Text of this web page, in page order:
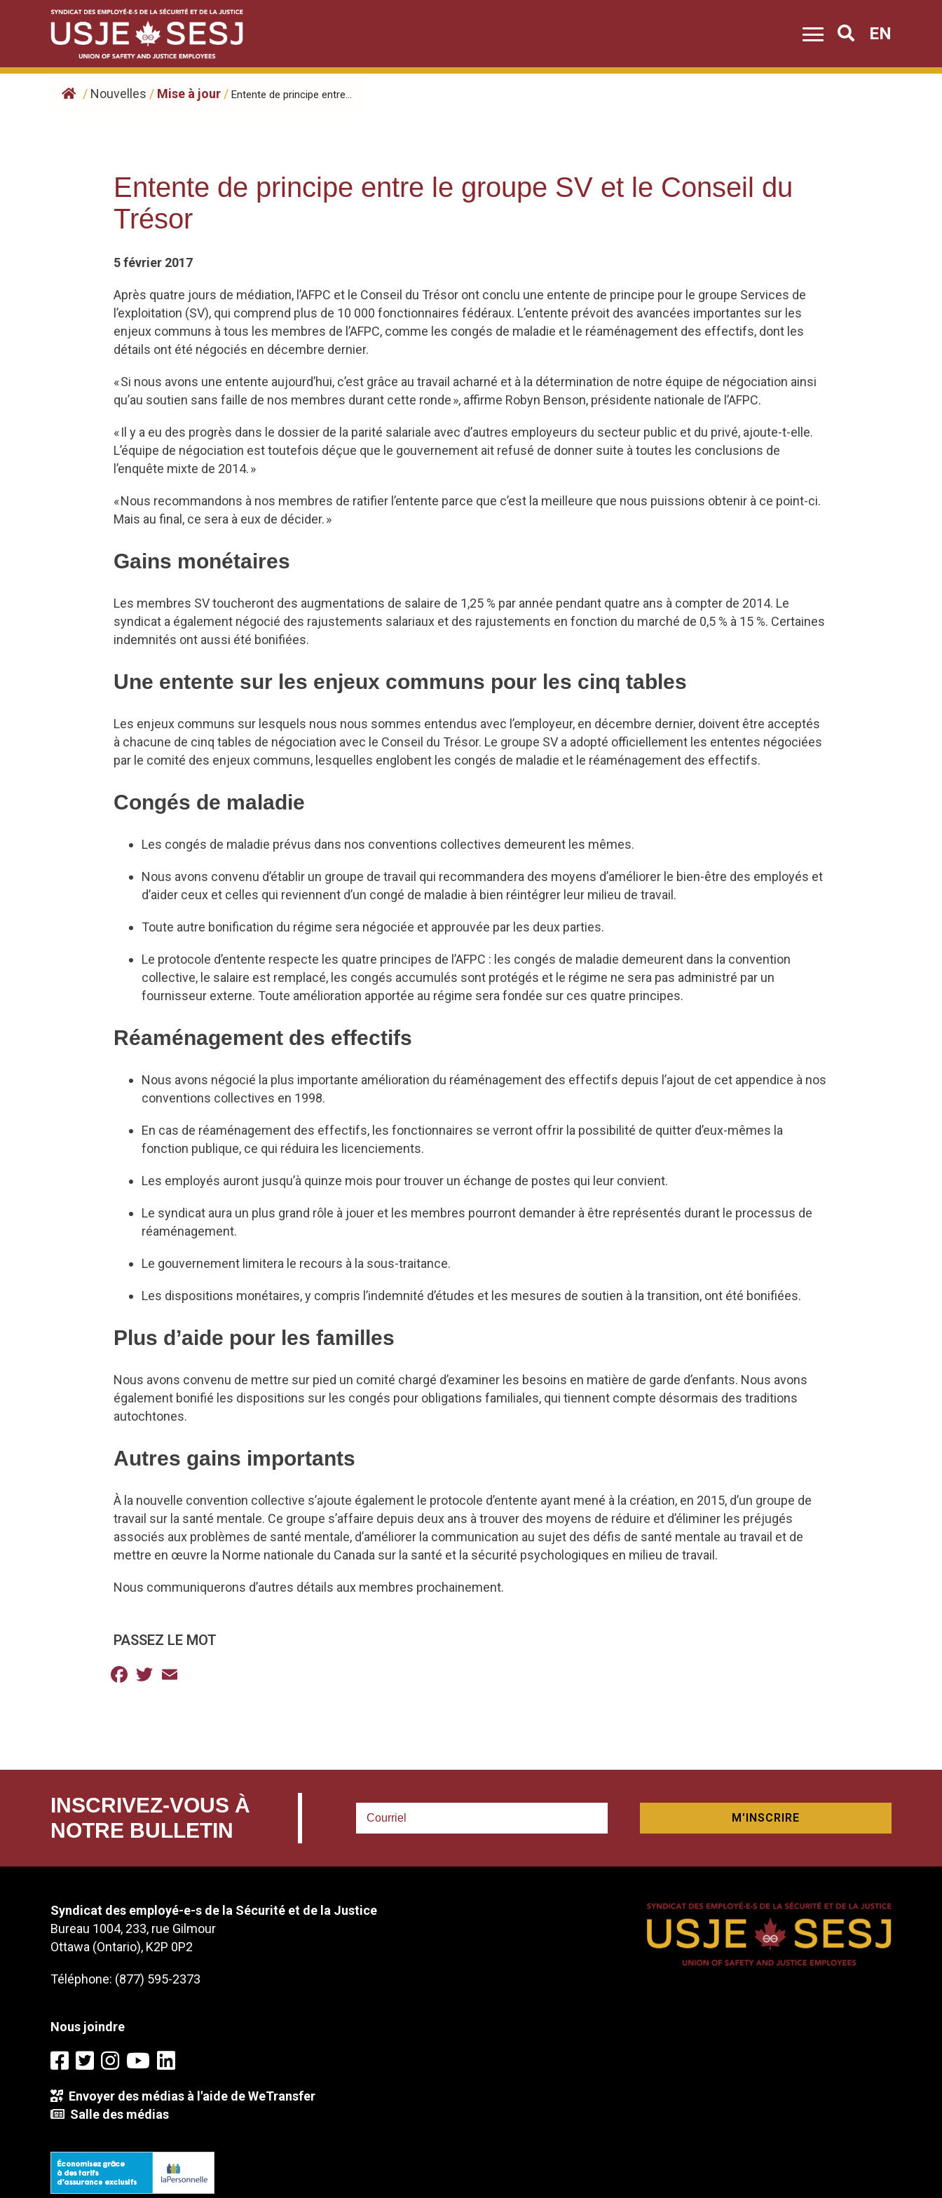
Search
EN
/ Nouvelles / Mise à jour / Entente de principe entre...
Entente de principe entre le groupe SV et le Conseil du
Trésor
5 février 2017
Après quatre jours de médiation, l’AFPC et le Conseil du Trésor ont conclu une entente de principe pour le groupe Services de
l’exploitation (SV), qui comprend plus de 10 000 fonctionnaires fédéraux. L’entente prévoit des avancées importantes sur les
enjeux communs à tous les membres de l’AFPC, comme les congés de maladie et le réaménagement des effectifs, dont les
détails ont été négociés en décembre dernier.
« Si nous avons une entente aujourd’hui, c’est grâce au travail acharné et à la détermination de notre équipe de négociation ainsi
qu’au soutien sans faille de nos membres durant cette ronde », affirme Robyn Benson, présidente nationale de l’AFPC.
« Il y a eu des progrès dans le dossier de la parité salariale avec d’autres employeurs du secteur public et du privé, ajoute-t-elle.
L’équipe de négociation est toutefois déçue que le gouvernement ait refusé de donner suite à toutes les conclusions de
l’enquête mixte de 2014. »
« Nous recommandons à nos membres de ratifier l’entente parce que c’est la meilleure que nous puissions obtenir à ce point-ci.
Mais au final, ce sera à eux de décider. »
Gains monétaires
Les membres SV toucheront des augmentations de salaire de 1,25 % par année pendant quatre ans à compter de 2014. Le
syndicat a également négocié des rajustements salariaux et des rajustements en fonction du marché de 0,5 % à 15 %. Certaines
indemnités ont aussi été bonifiées.
Une entente sur les enjeux communs pour les cinq tables
Les enjeux communs sur lesquels nous nous sommes entendus avec l’employeur, en décembre dernier, doivent être acceptés
à chacune de cinq tables de négociation avec le Conseil du Trésor. Le groupe SV a adopté officiellement les ententes négociées
par le comité des enjeux communs, lesquelles englobent les congés de maladie et le réaménagement des effectifs.
Congés de maladie
Les congés de maladie prévus dans nos conventions collectives demeurent les mêmes.
Nous avons convenu d’établir un groupe de travail qui recommandera des moyens d’améliorer le bien-être des employés et
d’aider ceux et celles qui reviennent d’un congé de maladie à bien réintégrer leur milieu de travail.
Toute autre bonification du régime sera négociée et approuvée par les deux parties.
Le protocole d’entente respecte les quatre principes de l’AFPC : les congés de maladie demeurent dans la convention
collective, le salaire est remplacé, les congés accumulés sont protégés et le régime ne sera pas administré par un
fournisseur externe. Toute amélioration apportée au régime sera fondée sur ces quatre principes.
Réaménagement des effectifs
Nous avons négocié la plus importante amélioration du réaménagement des effectifs depuis l’ajout de cet appendice à nos
conventions collectives en 1998.
En cas de réaménagement des effectifs, les fonctionnaires se verront offrir la possibilité de quitter d’eux-mêmes la
fonction publique, ce qui réduira les licenciements.
Les employés auront jusqu’à quinze mois pour trouver un échange de postes qui leur convient.
Le syndicat aura un plus grand rôle à jouer et les membres pourront demander à être représentés durant le processus de
réaménagement.
Le gouvernement limitera le recours à la sous-traitance.
Les dispositions monétaires, y compris l’indemnité d’études et les mesures de soutien à la transition, ont été bonifiées.
Plus d’aide pour les familles
Nous avons convenu de mettre sur pied un comité chargé d’examiner les besoins en matière de garde d’enfants. Nous avons
également bonifié les dispositions sur les congés pour obligations familiales, qui tiennent compte désormais des traditions
autochtones.
Autres gains importants
À la nouvelle convention collective s’ajoute également le protocole d’entente ayant mené à la création, en 2015, d’un groupe de
travail sur la santé mentale. Ce groupe s’affaire depuis deux ans à trouver des moyens de réduire et d’éliminer les préjugés
associés aux problèmes de santé mentale, d’améliorer la communication au sujet des défis de santé mentale au travail et de
mettre en œuvre la Norme nationale du Canada sur la santé et la sécurité psychologiques en milieu de travail.
Nous communiquerons d’autres détails aux membres prochainement.
PASSEZ LE MOT
Facebook
Twitter
INSCRIVEZ-VOUS À
NOTRE BULLETIN
Syndicat des employé-e-s de la Sécurité et de la Justice
Bureau 1004, 233, rue Gilmour
Ottawa (Ontario), K2P 0P2
Téléphone: (877) 595-2373
Nous joindre
Envoyer des médias à l'aide de WeTransfer
Salle des médias